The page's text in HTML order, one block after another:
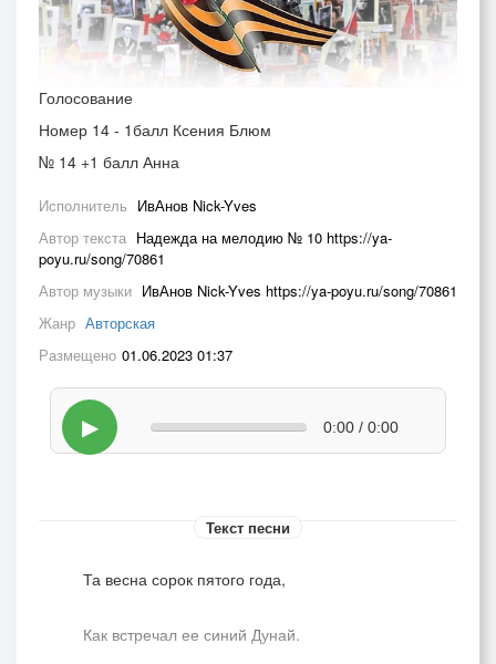
Голосование
Номер 14 - 1балл Ксения Блюм
№ 14 +1 балл Анна
Исполнитель ИвАнов Nick-Yves
Автор текста Надежда на мелодию № 10 https://ya-
poyu.ru/song/70861
Автор музыки ИвАнов Nick-Yves https://ya-poyu.ru/song/70861
Жанр Авторская
Размещено 01.06.2023 01:37
▶ 0:00 / 0:00
Текст песни
Та весна сорок пятого года,
Как встречал ее синий Дунай.